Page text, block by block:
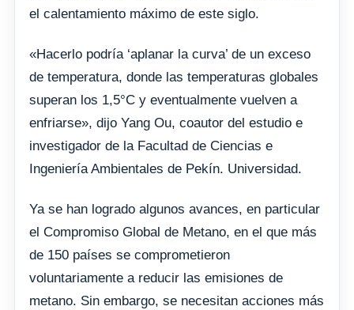
el calentamiento máximo de este siglo.
«Hacerlo podría ‘aplanar la curva’ de un exceso
de temperatura, donde las temperaturas globales
superan los 1,5°C y eventualmente vuelven a
enfriarse», dijo Yang Ou, coautor del estudio e
investigador de la Facultad de Ciencias e
Ingeniería Ambientales de Pekín. Universidad.
Ya se han logrado algunos avances, en particular
el Compromiso Global de Metano, en el que más
de 150 países se comprometieron
voluntariamente a reducir las emisiones de
metano. Sin embargo, se necesitan acciones más